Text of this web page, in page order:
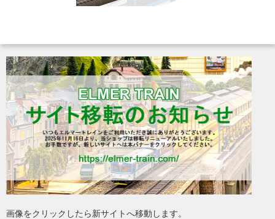
画像をクリックしたら新サイトへ移動します。